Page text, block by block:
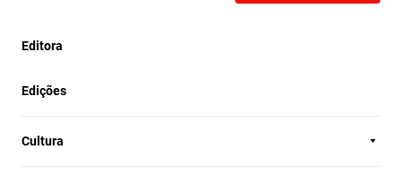
Editora
Edições
Cultura